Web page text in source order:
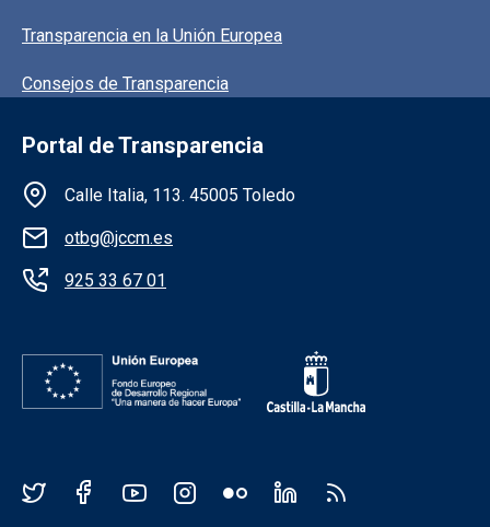
Transparencia en la Unión Europea
Consejos de Transparencia
Portal de Transparencia
Información de la institución
Calle Italia, 113. 45005 Toledo
otbg@jccm.es
925 33 67 01
Redes sociales JCCM